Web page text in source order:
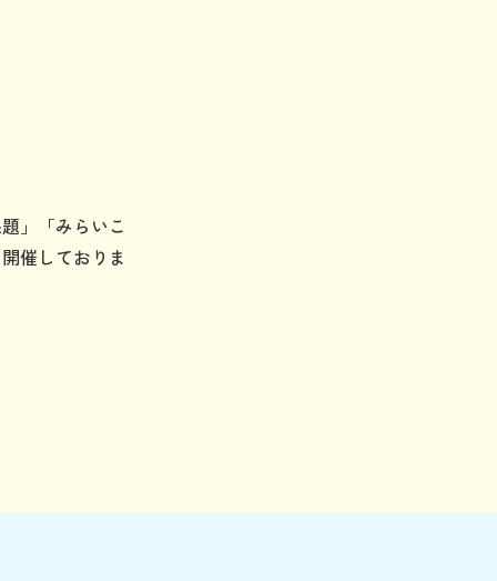
」「みらいこ
催しておりま